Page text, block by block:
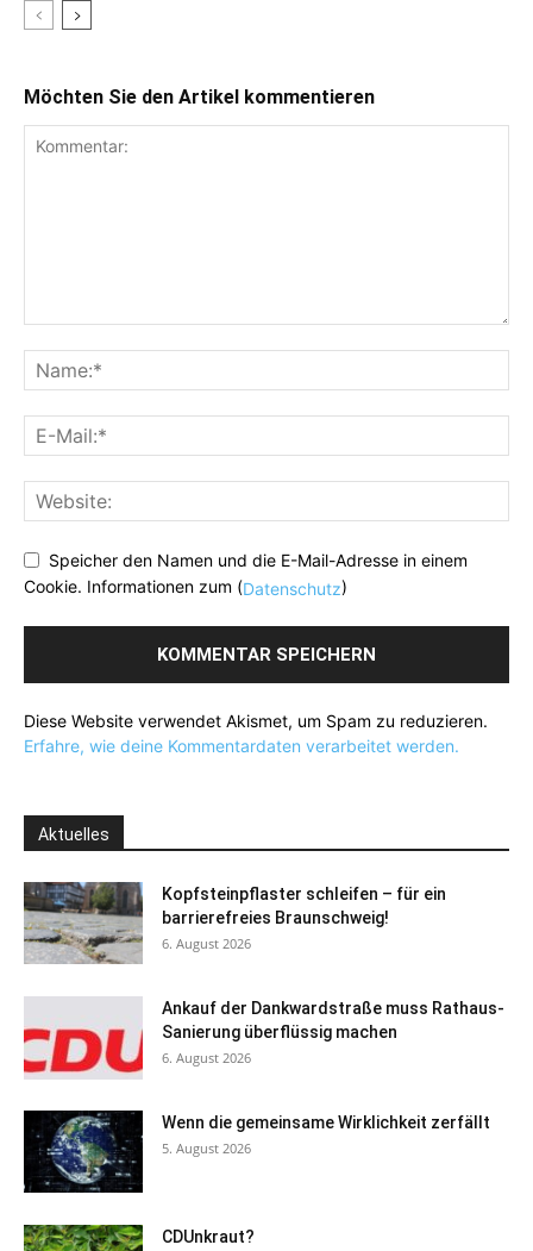
Möchten Sie den Artikel kommentieren
Speicher den Namen und die E-Mail-Adresse in einem
Cookie. Informationen zum (Datenschutz)
Diese Website verwendet Akismet, um Spam zu reduzieren.
Erfahre, wie deine Kommentardaten verarbeitet werden.
Aktuelles
Kopfsteinpflaster schleifen – für ein
barrierefreies Braunschweig!
6. August 2026
Ankauf der Dankwardstraße muss Rathaus-
Sanierung überflüssig machen
6. August 2026
Wenn die gemeinsame Wirklichkeit zerfällt
5. August 2026
CDUnkraut?